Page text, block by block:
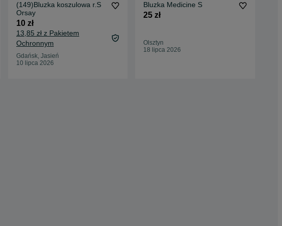
(149)Bluzka koszulowa r.S
Orsay
10 zł
13,85 zł z Pakietem
Ochronnym
Gdańsk, Jasień
10 lipca 2026
Bluzka Medicine S
25 zł
Olsztyn
18 lipca 2026